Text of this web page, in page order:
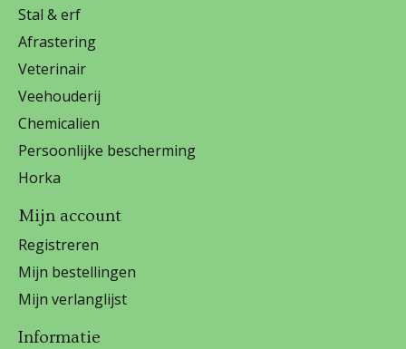
Stal & erf
Afrastering
Veterinair
Veehouderij
Chemicalien
Persoonlijke bescherming
Horka
Mijn account
Registreren
Mijn bestellingen
Mijn verlanglijst
Informatie